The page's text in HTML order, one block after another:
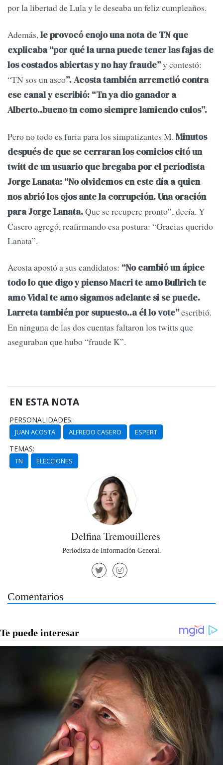
por la libertad de Lula y le deseaba un feliz cumpleaños.
Además,le provocó enojo una nota de TN que
explicaba “por qué la urna puede tener las fajas de
los costados abiertas y no hay fraude”y contestó:
“TN sos un asco”. Acosta también arremetió contra
ese canal y escribió: “Tn ya dio ganador a
Alberto..bueno tn como siempre lamiendo culos”.
Pero no todo es furia para los simpatizantes M. Minutos
después de que se cerraran los comicios citó un
twitt de un usuario que bregaba por el periodista
Jorge Lanata: “No olvidemos en este día a quien
nos abrió los ojos ante la corrupción. Una oración
para Jorge Lanata.Que se recupere pronto”, decía. Y
Casero agregó, reafirmando esa postura: “Gracias querido
Lanata”.
Acosta apostó a sus candidatos: “No cambió un ápice
todo lo que digo y pienso Macri te amo Bullrich te
amo Vidal te amo sigamos adelante si se puede.
Larreta también por supuesto..a él lo vote”escribió.
En ninguna de las dos cuentas faltaron los twitts que
aseguraban que hubo “fraude K”.
EN ESTA NOTA
PERSONALIDADES:
JUAN ACOSTA ALFREDO CASERO ESPERT
TEMAS:
TN ELECCIONES
Delfina Tremouilleres
Periodista de Información General.
Comentarios